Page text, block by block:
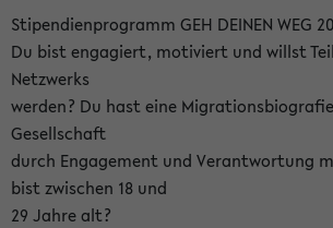
Stipendienprogramm GEH DEINEN WEG
Du bist engagiert, motiviert und willst
Netzwerks
werden? Du hast eine
Gesellschaft
durch Engagement und Verantwortung
bist zwischen 18 und
29 Jahre alt?